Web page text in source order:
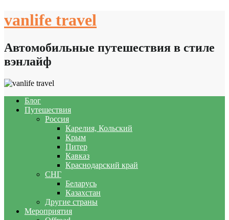
to
vanlife travel
Автомобильные путешествия в стиле
вэнлайф
Блог
Путешествия
Россия
Карелия, Кольский
Крым
Питер
Кавказ
Краснодарский край
СНГ
Беларусь
Казахстан
Другие страны
Мероприятия